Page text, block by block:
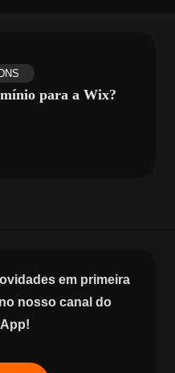
para a Wix?
em primeira
nosso canal do